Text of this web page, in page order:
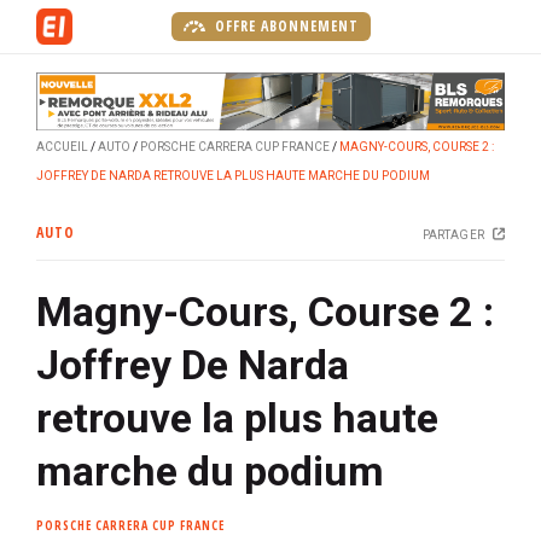
OFFRE ABONNEMENT
ACCUEIL AUTO PORSCHE CARRERA CUP FRANCE MAGNY-COURS, COURSE 2 :
JOFFREY DE NARDA RETROUVE LA PLUS HAUTE MARCHE DU PODIUM
AUTO PARTAGER
Magny-Cours, Course 2 :
Joffrey De Narda
retrouve la plus haute
marche du podium
PORSCHE CARRERA CUP FRANCE